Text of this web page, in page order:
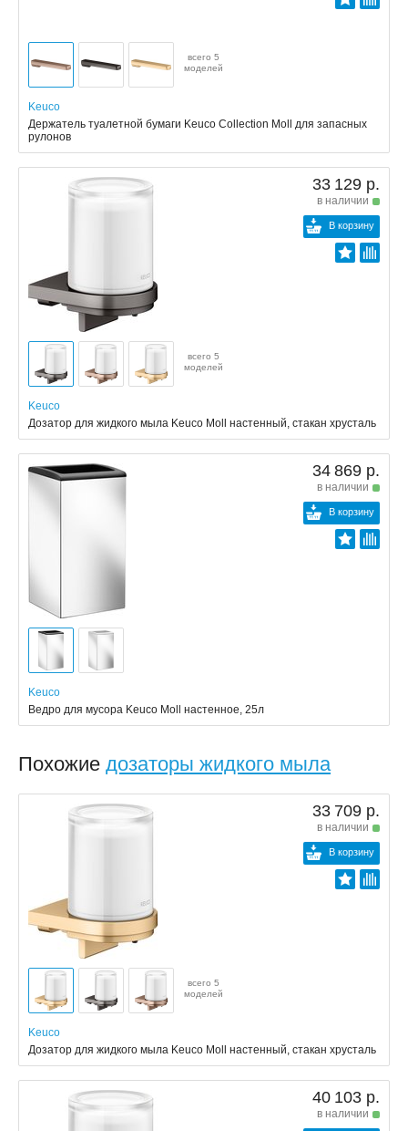
всего 5
моделей
Keuco
Держатель туалетной бумаги Keuco Collection Moll для запасных
рулонов
33 129 р.
в наличии
В корзину
всего 5
моделей
Keuco
Дозатор для жидкого мыла Keuco Moll настенный, стакан хрусталь
34 869 р.
в наличии
В корзину
Keuco
Ведро для мусора Keuco Moll настенное, 25л
Похожие дозаторы жидкого мыла
33 709 р.
в наличии
В корзину
всего 5
моделей
Keuco
Дозатор для жидкого мыла Keuco Moll настенный, стакан хрусталь
40 103 р.
в наличии